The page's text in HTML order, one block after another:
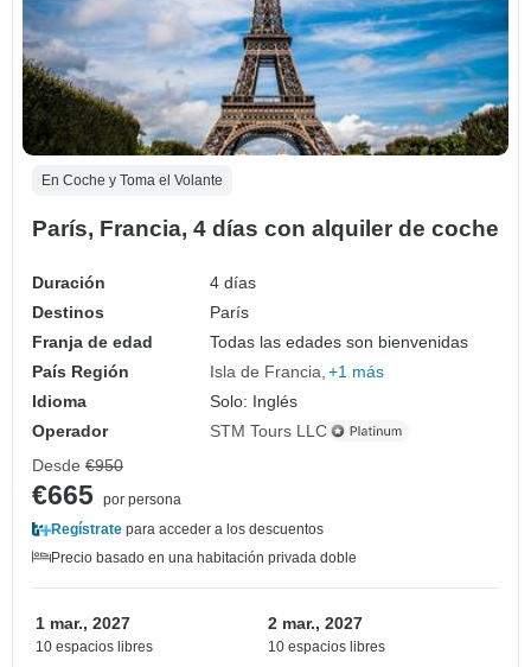
En Coche y Toma el Volante
París, Francia, 4 días con alquiler de coche
Duración
4 días
Destinos
París
Franja de edad
Todas las edades son bienvenidas
País Región
Isla de Francia +1 más
Idioma
Solo: Inglés
Operador
STM Tours LLC
Desde €950
€665 por persona
Regístrate para acceder a los descuentos
Precio basado en una habitación privada doble
1 mar., 2027
10 espacios libres
2 mar., 2027
10 espacios libres